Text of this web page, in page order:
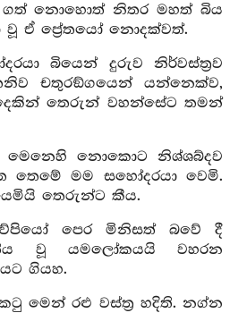
ගත් නොහොත් නිතර මහත් බිය
ඒ ප්‍රේතයෝ නොදක්වත්.
බියෙන් දුරුව නිර්වස්ත්‍රව
චතුරඞ්ගයෙන් යන්නෙක්ව,
තෙරුන් වහන්සේට තමන්
නොකොට නිශ්ශබ්දව
තෙමේ මම සහෝදරයා වෙමි.
තෙරුන්ට කීය.
පෙර මිනිසත් බවේ දී
වූ යමලෝකයයි වහරන
ගියහ.
මෙන් රළු වස්ත්‍ර හදිති. නග්න